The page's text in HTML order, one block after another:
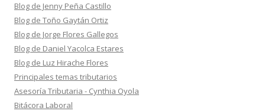
Blog de Jenny Peña Castillo
Blog de Toño Gaytán Ortiz
Blog de Jorge Flores Gallegos
Blog de Daniel Yacolca Estares
Blog de Luz Hirache Flores
Principales temas tributarios
Asesoría Tributaria - Cynthia Oyola
Bitácora Laboral